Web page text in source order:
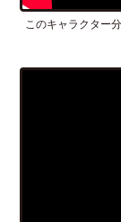
このキャラクター